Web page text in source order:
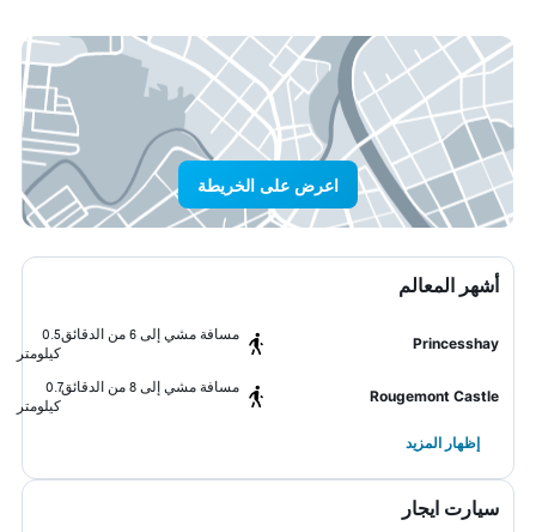
اعرض على الخريطة
أشهر المعالم
Princesshay
مسافة مشي إلى 6 من الدقائق
0.5
كيلومتر
Rougemont Castle
مسافة مشي إلى 8 من الدقائق
0.7
كيلومتر
إظهار المزيد
سيارت ايجار